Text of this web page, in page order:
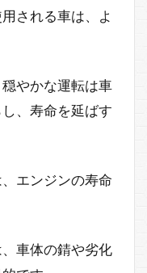
される車は、よ
やかな運転は車
、寿命を延ばす
エンジンの寿命
車体の錆や劣化